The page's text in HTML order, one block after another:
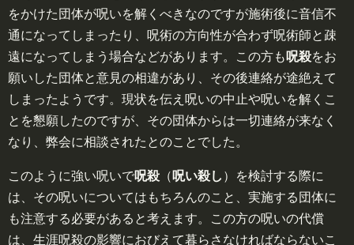
をかけた団体が呪いを解くべきなのですが施術後に音信不
通になってしまったり、呪術の方向性が合わず呪術師と疎
遠になってしまう場合などがあります。この方も 呪殺をお
願いした団体と意見の相違があり、その後連絡が途絶えて
しまったようです。現状を伝え呪いの中止や呪いを解くこ
とを懇願したのですが、その団体からは一切連絡が来なく
なり、弊会に相談されたとのことでした。
このように強い呪いで呪殺 （ 呪い殺し ）を検討する際に
は、その呪いについてはもちろんのこと、実施する団体に
も注意する必要があると考えます。この方の呪いの代償
は、生涯呪殺の影響におびえて暮らさなければならないこ